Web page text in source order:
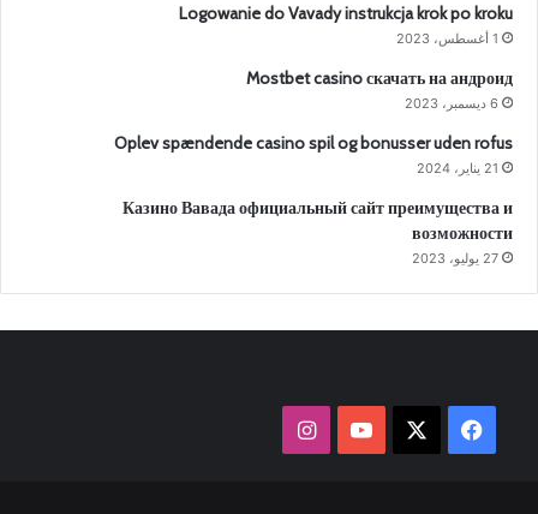
Logowanie do Vavady instrukcja krok po kroku
1 أغسطس، 2023
Mostbet casino скачать на андроид
6 ديسمبر، 2023
Oplev spændende casino spil og bonusser uden rofus
21 يناير، 2024
Казино Вавада официальный сайт преимущества и
возможности
27 يوليو، 2023
فيسبوك ‫YouTubeانستقرام